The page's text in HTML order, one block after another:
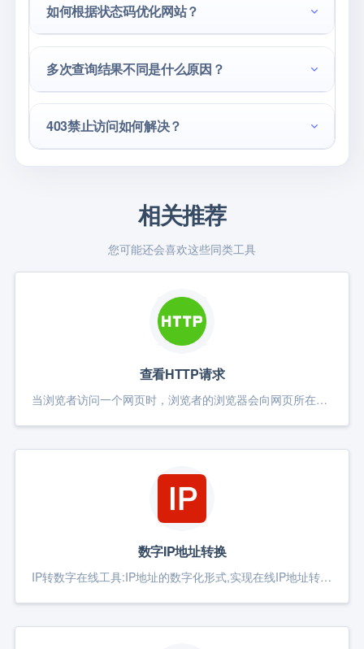
如何根据状态码优化网站？
多次查询结果不同是什么原因？
403禁止访问如何解决？
相关推荐
您可能还会喜欢这些同类工具
查看HTTP请求
当浏览者访问一个网页时，浏览者的浏览器会向网页所在服务器发出请求。当浏览器接收并显示网页前，此网页所在的服务器会返回一个包含HTTP状态码的信息头（server header）用以响应浏览器的请求。
数字IP地址转换
IP转数字在线工具:IP地址的数字化形式,实现在线IP地址转Int数字,Int数字转IP地址,在线IP地址转Int数字格式,同时支持数字转IP地址格式,在线IP地址和Int数字互相转换工具